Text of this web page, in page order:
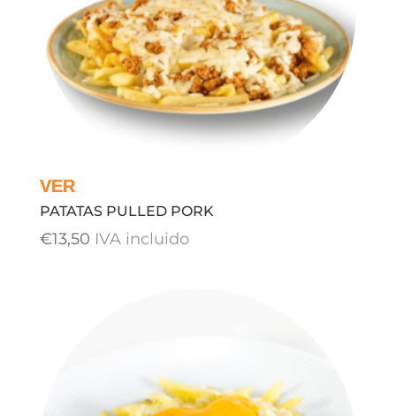
PATATAS PULLED PORK
€13,50 IVA incluido